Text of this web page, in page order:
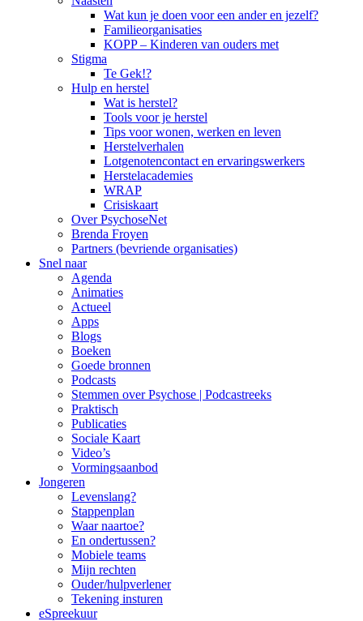
Wat kun je doen voor een ander en jezelf?
Familieorganisaties
KOPP – Kinderen van ouders met
Stigma
Te Gek!?
Hulp en herstel
Wat is herstel?
Tools voor je herstel
Tips voor wonen, werken en leven
Herstelverhalen
Lotgenotencontact en ervaringswerkers
Herstelacademies
WRAP
Crisiskaart
Over PsychoseNet
Brenda Froyen
Partners (bevriende organisaties)
Snel naar
Agenda
Animaties
Actueel
Apps
Blogs
Boeken
Goede bronnen
Podcasts
Stemmen over Psychose | Podcastreeks
Praktisch
Publicaties
Sociale Kaart
Video’s
Vormingsaanbod
Jongeren
Levenslang?
Stappenplan
Waar naartoe?
En ondertussen?
Mobiele teams
Mijn rechten
Ouder/hulpverlener
Tekening insturen
eSpreekuur